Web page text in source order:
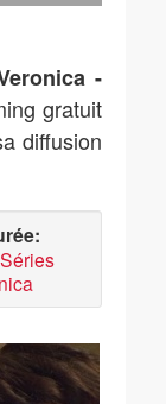
-
gratuit
diffusion
Séries